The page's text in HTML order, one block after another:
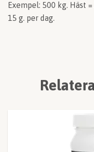
Exempel: 500 kg. Häst
15 g. per dag.